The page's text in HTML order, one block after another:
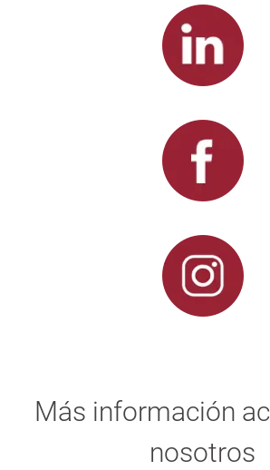
Más información
nosotros